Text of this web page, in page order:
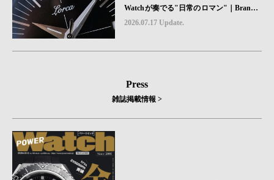
Watchが奏でる"日常のロマン"｜Brand P
icks #08
2026.07.17 Update.
Press
雑誌掲載情報 >